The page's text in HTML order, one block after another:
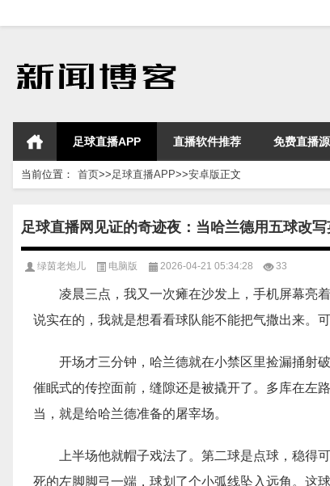
足球直播APP 直播软件推荐 免费直播源
当前位置： 首页>>足球直播APP>>安卓版正文
足球直播网见证的奇迹夜：当哈兰德用五球改写
绿茵老炮儿 电脑版 2026-04-21 05:34:28 33
凌晨三点，我又一次瘫在沙发上，手机屏幕亮
说实在的，我就是想看看球队能不能把气撒出来。
开场才三分钟，哈兰德就在小禁区里捡漏捅射
催眠式的传控面前，缝隙还是被撬开了。多库在左
当，就是给哈兰德准备的屠宰场。
上半场他就帽子戏法了。第二球是点球，稳
死的左脚脚弓一端，球划了个小弧线坠入远角。这